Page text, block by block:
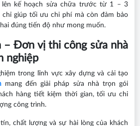
lên kế hoạch sửa chữa trước từ 1 – 3
chỉ giúp tối ưu chi phí mà còn đảm bảo
đúng tiến độ như mong muốn.
– Đơn vị thi công sửa nhà
nghiệp
trong lĩnh vực xây dựng và cải tạo
mang đến giải pháp sửa nhà trọn gói
hàng tiết kiệm thời gian, tối ưu chi
công trình.
chất lượng và sự hài lòng của khách